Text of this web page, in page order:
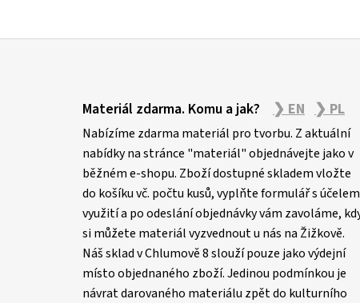
Materiál zdarma. Komu a jak? ❯ EN ❯ PL
Nabízíme zdarma materiál pro tvorbu. Z aktuální
nabídky na stránce "materiál" objednávejte jako v
běžném e-shopu. Zboží dostupné skladem vložte
do košíku vč. počtu kusů, vyplňte formulář s účelem
využití a po odeslání objednávky vám zavoláme,
si můžete materiál vyzvednout u nás na Žižkově.
Náš sklad v Chlumově 8 slouží pouze jako výdejní
místo objednaného zboží. Jedinou podmínkou je
návrat darovaného materiálu zpět do kulturního